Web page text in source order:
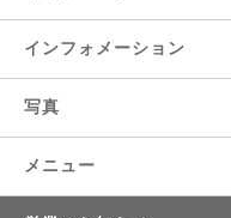
インフォメーション
写真
メニュー